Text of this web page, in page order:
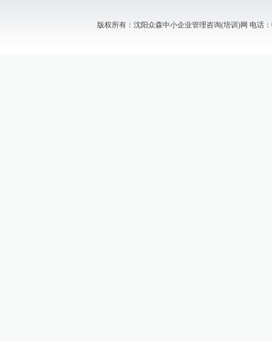
版权所有：沈阳众森中小企业管理咨询(培训)网 电话：